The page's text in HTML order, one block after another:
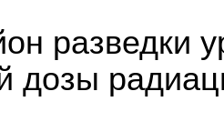
разведки
дозы